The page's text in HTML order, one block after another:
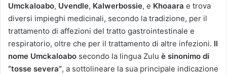
Umckaloabo, Uvendle, Kalwerbossie, e Khoaara e trova
diversi impieghi medicinali, secondo la tradizione, per il
trattamento di affezioni del tratto gastrointestinale e
respiratorio, oltre che per il trattamento di altre infezioni. Il
nome Umckaloabo secondo la lingua Zulu è sinonimo di
“tosse severa”, a sottolineare la sua principale indicazione